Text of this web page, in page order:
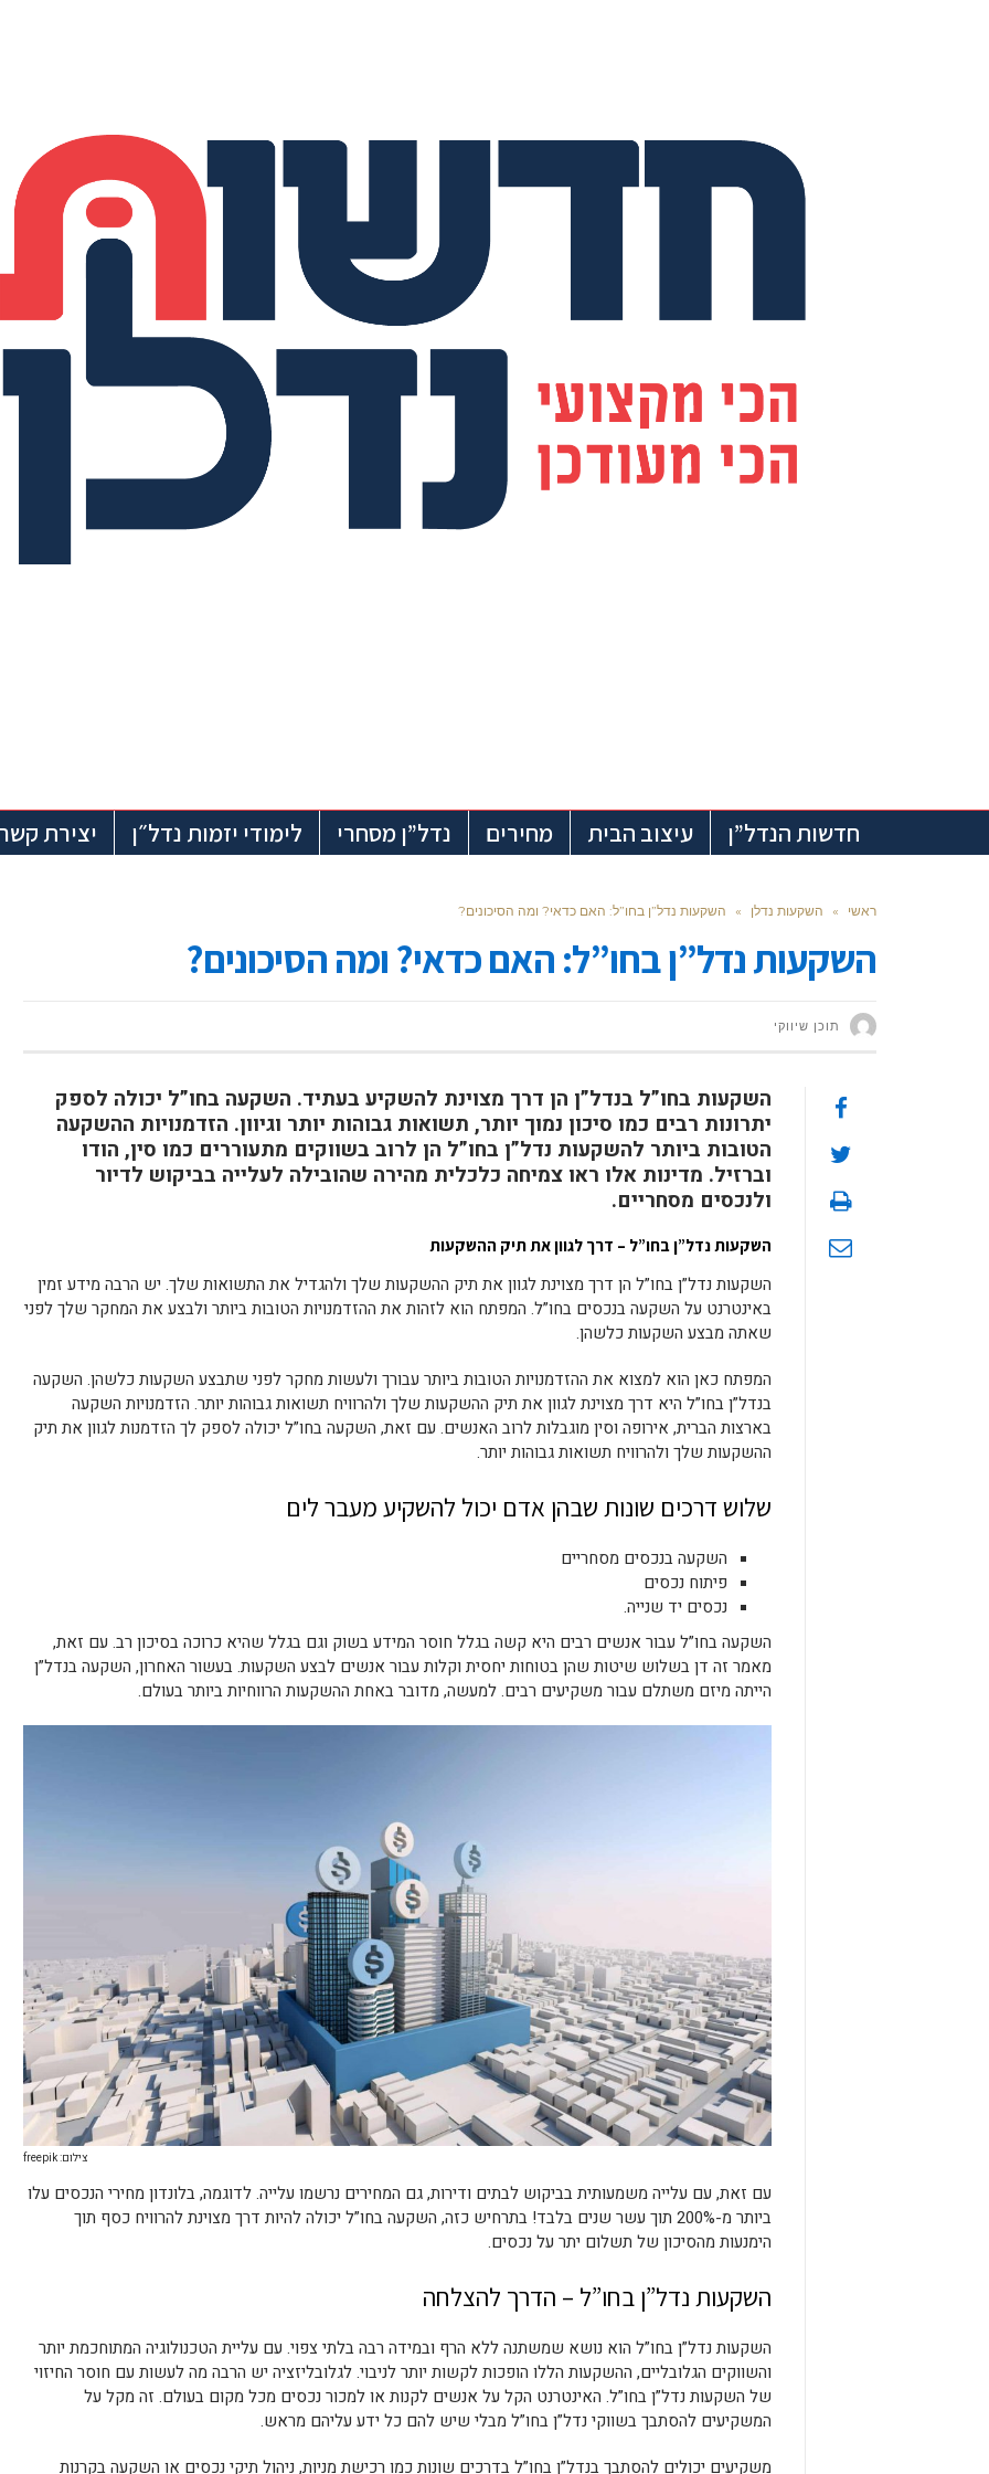
חדשות הנדל”ן עיצוב הבית מחירים נדל”ן מסחרי לימודי יזמות נדל״ן יצירת קשר
ראשי » השקעות נדלן » השקעות נדל”ן בחו”ל: האם כדאי? ומה הסיכונים?
השקעות נדל”ן בחו”ל: האם כדאי? ומה הסיכונים?
תוכן שיווקי
השקעות בחו”ל בנדל”ן הן דרך מצוינת להשקיע בעתיד. השקעה בחו”ל יכולה לספק
יתרונות רבים כמו סיכון נמוך יותר, תשואות גבוהות יותר וגיוון. הזדמנויות ההשקעה
הטובות ביותר להשקעות נדל”ן בחו”ל הן לרוב בשווקים מתעוררים כמו סין, הודו
וברזיל. מדינות אלו ראו צמיחה כלכלית מהירה שהובילה לעלייה בביקוש לדיור
ולנכסים מסחריים.
השקעות נדל”ן בחו”ל – דרך לגוון את תיק ההשקעות
השקעות נדל”ן בחו”ל הן דרך מצוינת לגוון את תיק ההשקעות שלך ולהגדיל את התשואות שלך. יש הרבה מידע זמין
באינטרנט על השקעה בנכסים בחו”ל. המפתח הוא לזהות את ההזדמנויות הטובות ביותר ולבצע את המחקר שלך לפני
שאתה מבצע השקעות כלשהן.
המפתח כאן הוא למצוא את ההזדמנויות הטובות ביותר עבורך ולעשות מחקר לפני שתבצע השקעות כלשהן. השקעה
בנדל”ן בחו”ל היא דרך מצוינת לגוון את תיק ההשקעות שלך ולהרוויח תשואות גבוהות יותר. הזדמנויות השקעה
בארצות הברית, אירופה וסין מוגבלות לרוב האנשים. עם זאת, השקעה בחו”ל יכולה לספק לך הזדמנות לגוון את תיק
ההשקעות שלך ולהרוויח תשואות גבוהות יותר.
שלוש דרכים שונות שבהן אדם יכול להשקיע מעבר לים
השקעה בנכסים מסחריים
פיתוח נכסים
נכסים יד שנייה.
השקעה בחו”ל עבור אנשים רבים היא קשה בגלל חוסר המידע בשוק וגם בגלל שהיא כרוכה בסיכון רב. עם זאת,
מאמר זה דן בשלוש שיטות שהן בטוחות יחסית וקלות עבור אנשים לבצע השקעות. בעשור האחרון, השקעה בנדל”ן
הייתה מיזם משתלם עבור משקיעים רבים. למעשה, מדובר באחת ההשקעות הרווחיות ביותר בעולם.
צילום: freepik
עם זאת, עם עלייה משמעותית בביקוש לבתים ודירות, גם המחירים נרשמו עלייה. לדוגמה, בלונדון מחירי הנכסים עלו
ביותר מ-200% תוך עשר שנים בלבד! בתרחיש כזה, השקעה בחו”ל יכולה להיות דרך מצוינת להרוויח כסף תוך
הימנעות מהסיכון של תשלום יתר על נכסים.
השקעות נדל”ן בחו”ל – הדרך להצלחה
השקעות נדל”ן בחו”ל הוא נושא שמשתנה ללא הרף ובמידה רבה בלתי צפוי. עם עליית הטכנולוגיה המתוחכמת יותר
והשווקים הגלובליים, ההשקעות הללו הופכות לקשות יותר לניבוי. לגלובליזציה יש הרבה מה לעשות עם חוסר החיזוי
של השקעות נדל”ן בחו”ל. האינטרנט הקל על אנשים לקנות או למכור נכסים מכל מקום בעולם. זה מקל על
המשקיעים להסתבך בשווקי נדל”ן בחו”ל מבלי שיש להם כל ידע עליהם מראש.
משקיעים יכולים להסתבך בנדל”ן בחו”ל בדרכים שונות כמו רכישת מניות, ניהול תיקי נכסים או השקעה בקרנות